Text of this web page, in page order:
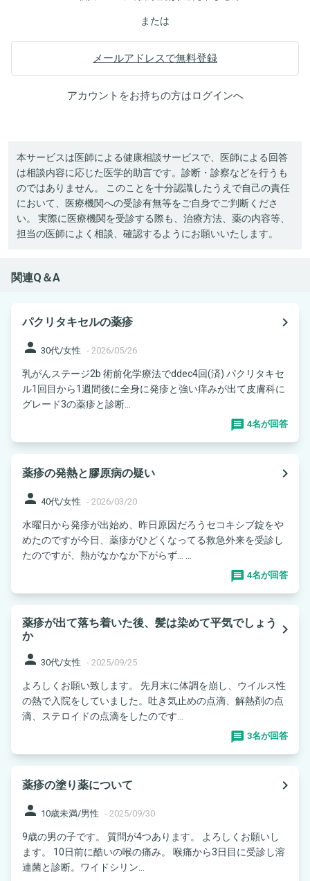
または
メールアドレスで無料登録
アカウントをお持ちの方はログインへ
本サービスは医師による健康相談サービスで、医師による回答
は相談内容に応じた医学的助言です。診断・診察などを行うも
のではありません。 このことを十分認識したうえで自己の責任
において、医療機関への受診有無等をご自身でご判断くださ
い。 実際に医療機関を受診する際も、治療方法、薬の内容等、
担当の医師によく相談、確認するようにお願いいたします。
関連Q＆A
パクリタキセルの薬疹
navigate_next
person 30代/女性 - 2026/05/26
乳がんステージ2b 術前化学療法でddec4回(済) パクリタキセ
ル1回目から1週間後に全身に発疹と強い痒みが出て皮膚科に
グレード3の薬疹と診断...
4名が回答
薬疹の発熱と膠原病の疑い
navigate_next
person 40代/女性 - 2026/03/20
水曜日から発疹が出始め、昨日原因だろうセコキシブ錠をや
めたのですが今日、薬疹がひどくなってる救急外来を受診し
たのですが、熱がなかなか下がらず… ...
4名が回答
薬疹が出て落ち着いた後、髪は染めて平気でしょう
か
navigate_next
person 30代/女性 - 2025/09/25
よろしくお願い致します。 先月末に体調を崩し、ウイルス性
の熱で入院をしていました。吐き気止めの点滴、解熱剤の点
滴、ステロイドの点滴をしたのです...
3名が回答
薬疹の塗り薬について
navigate_next
person 10歳未満/男性 - 2025/09/30
9歳の男の子です。 質問が4つあります。 よろしくお願いし
ます。 10日前に酷いの喉の痛み。 喉痛から3日目に受診し溶
連菌と診断。ワイドシリン...